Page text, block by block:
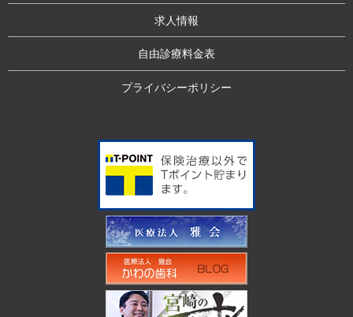
求人情報
自由診療料金表
プライバシーポリシー